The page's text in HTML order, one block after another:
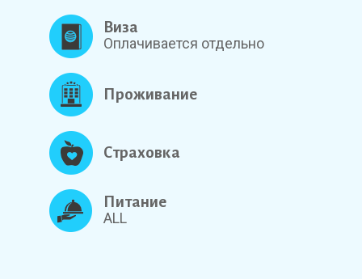
Виза
Оплачивается отдельно
Проживание
Страховка
Питание
ALL